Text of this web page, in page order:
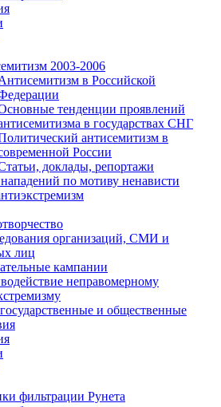
2003-2006
в Российской
тенденции проявлений
в государствах СНГ
антисемитизм в
России
доклады, репортажи
по мотиву ненависти
организаций, СМИ и
лиц
кампании
неправомерному
и общественные
фильтрации Рунета